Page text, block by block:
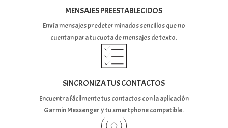
MENSAJES PREESTABLECIDOS
Envía mensajes predeterminados sencillos que no
cuentan para tu cuota de mensajes de texto.
SINCRONIZA TUS CONTACTOS
Encuentra fácilmente tus contactos con la aplicación
Garmin Messenger y tu smartphone compatible.